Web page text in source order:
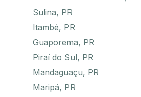
Sulina, PR
Itambé, PR
Guaporema, PR
Piraí do Sul, PR
Mandaguaçu, PR
Maripá, PR